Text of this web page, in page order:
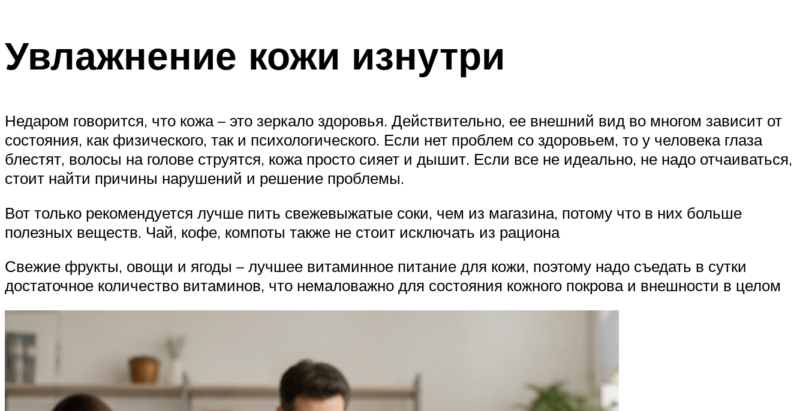
Увлажнение кожи изнутри
Недаром говорится, что кожа – это зеркало здоровья. Действительно, ее внешний вид во многом зависит от
состояния, как физического, так и психологического. Если нет проблем со здоровьем, то у человека глаза
блестят, волосы на голове струятся, кожа просто сияет и дышит. Если все не идеально, не надо отчаиваться,
стоит найти причины нарушений и решение проблемы.
Вот только рекомендуется лучше пить свежевыжатые соки, чем из магазина, потому что в них больше
полезных веществ. Чай, кофе, компоты также не стоит исключать из рациона
Свежие фрукты, овощи и ягоды – лучшее витаминное питание для кожи, поэтому надо съедать в сутки
достаточное количество витаминов, что немаловажно для состояния кожного покрова и внешности в целом